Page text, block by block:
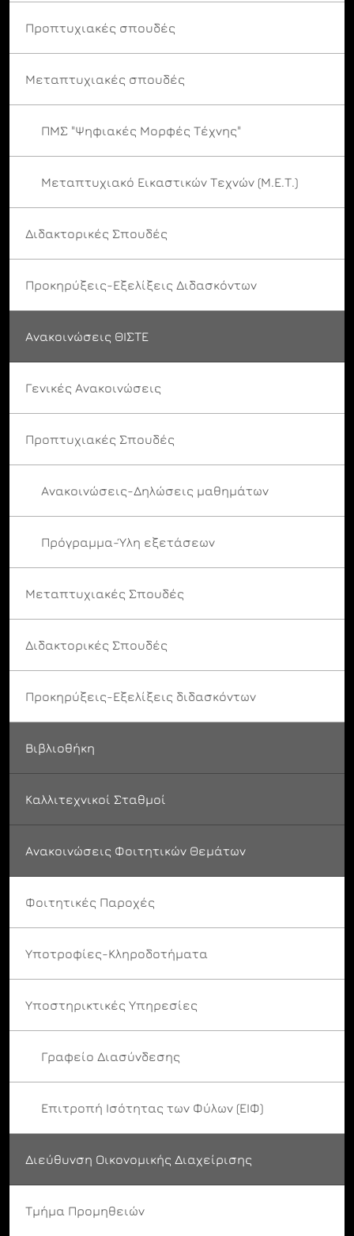
Προπτυχιακές σπουδές
Μεταπτυχιακές σπουδές
ΠΜΣ "Ψηφιακές Μορφές Τέχνης"
Μεταπτυχιακό Εικαστικών Τεχνών (Μ.Ε.Τ.)
Διδακτορικές Σπουδές
Προκηρύξεις-Εξελίξεις Διδασκόντων
Ανακοινώσεις ΘΙΣΤΕ
Γενικές Ανακοινώσεις
Προπτυχιακές Σπουδές
Ανακοινώσεις-Δηλώσεις μαθημάτων
Πρόγραμμα-Ύλη εξετάσεων
Μεταπτυχιακές Σπουδές
Διδακτορικές Σπουδές
Προκηρύξεις-Εξελίξεις διδασκόντων
Βιβλιοθήκη
Καλλιτεχνικοί Σταθμοί
Ανακοινώσεις Φοιτητικών Θεμάτων
Φοιτητικές Παροχές
Υποτροφίες-Κληροδοτήματα
Υποστηρικτικές Υπηρεσίες
Γραφείο Διασύνδεσης
Επιτροπή Ισότητας των Φύλων (ΕΙΦ)
Διεύθυνση Οικονομικής Διαχείρισης
Τμήμα Προμηθειών